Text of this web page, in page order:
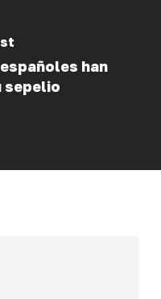
han
sepelio